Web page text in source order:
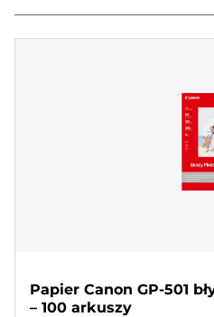
Papier Canon GP-501
– 100 arkuszy